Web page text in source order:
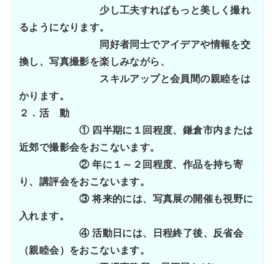
少し工夫すればもっと美しく撮れ
るようになります。
同好者同士でアイデアや情報を交
換し、写真撮影を楽しみながら、
スキルアップと会員間の親睦をは
かります。
２．活 動
① 四半期に１回程度、鎌倉市内または
近郊で撮影会をおこないます。
② 年に１～２回程度、作品を持ち寄
り、講評会をおこないます。
③ 将来的には、写真展の開催も視野に
入れます。
④ 活動日には、日程終了後、反省会
（親睦会）をおこないます。